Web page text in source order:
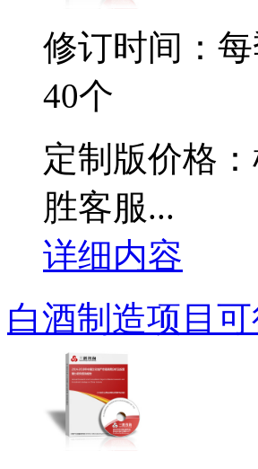
修订时间：
40个
定制版价格
胜客服...
详细内容
白酒制造项目